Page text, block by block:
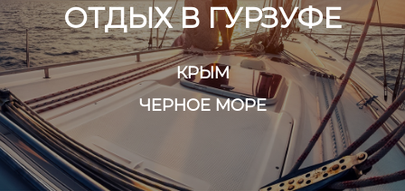
ОТДЫХ В ГУРЗУФЕ
КРЫМ
ЧЕРНОЕ МОРЕ